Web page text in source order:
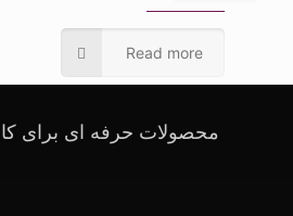
Read more
محصولات حرفه ای برای